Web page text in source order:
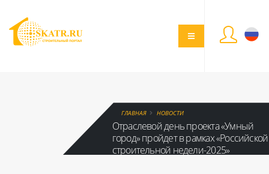
ГЛАВНАЯ НОВОСТИ
Отраслевой день проекта «Умный
город» пройдет в рамках «Российской
строительной недели-2025»